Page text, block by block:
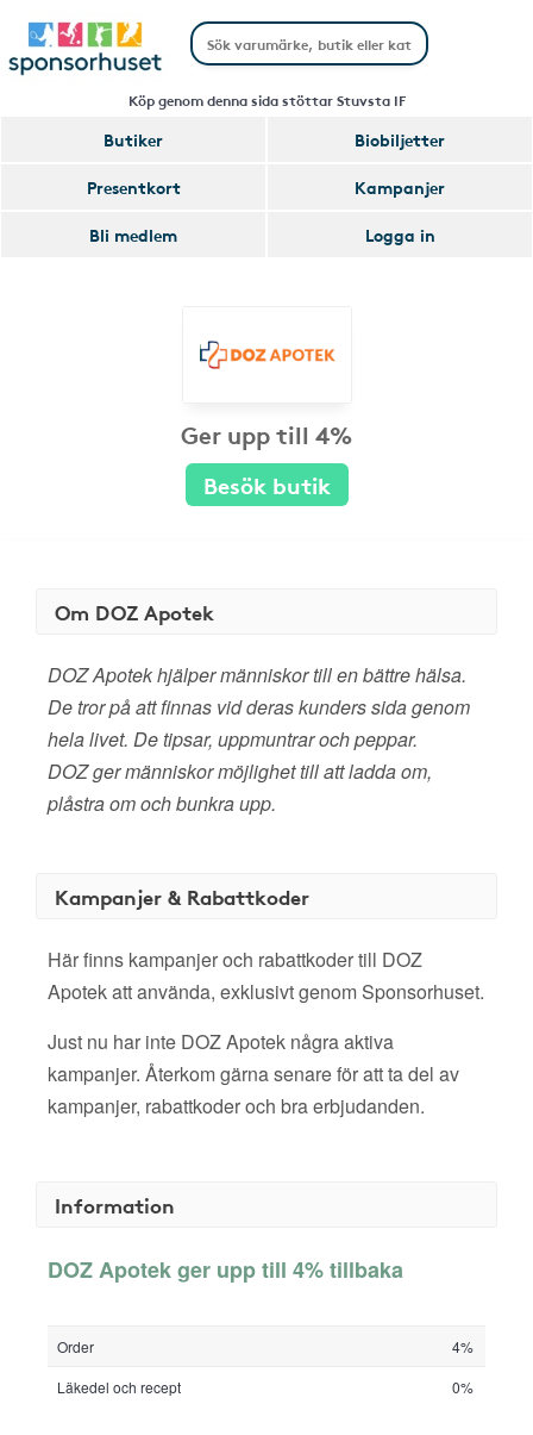
Köp genom denna sida stöttar Stuvsta IF
Butiker
Biobiljetter
Presentkort
Kampanjer
Bli medlem
Logga in
Ger upp till 4%
Besök butik
Om DOZ Apotek
DOZ Apotek hjälper människor till en bättre hälsa.
De tror på att finnas vid deras kunders sida genom
hela livet. De tipsar, uppmuntrar och peppar.
DOZ ger människor möjlighet till att ladda om,
plåstra om och bunkra upp.
Kampanjer & Rabattkoder
Här finns kampanjer och rabattkoder till DOZ
Apotek att använda, exklusivt genom Sponsorhuset.
Just nu har inte DOZ Apotek några aktiva
kampanjer. Återkom gärna senare för att ta del av
kampanjer, rabattkoder och bra erbjudanden.
Information
DOZ Apotek ger upp till 4% tillbaka
Order
4%
Läkedel och recept
0%